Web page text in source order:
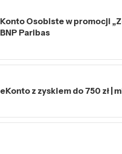
Konto Osobiste w promocji
BNP Paribas
eKonto z zyskiem do 750 zł |